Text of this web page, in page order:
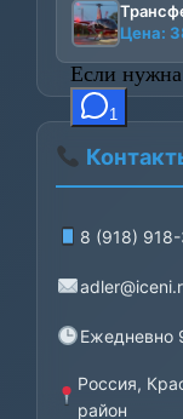
Цена:
8 (918)
Ежедневно
Россия,
район